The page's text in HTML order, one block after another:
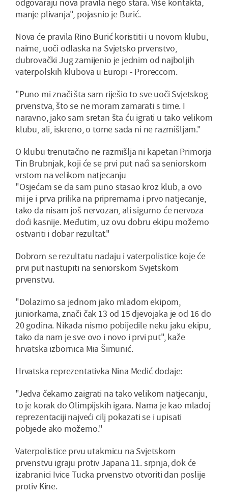
odgovaraju nova pravila nego stara. Više kontakta,
manje plivanja", pojasnio je Burić.
Nova će pravila Rino Burić koristiti i u novom klubu,
naime, uoči odlaska na Svjetsko prvenstvo,
dubrovački Jug zamijenio je jednim od najboljih
vaterpolskih klubova u Europi - Proreccom.
"Puno mi znači šta sam riješio to sve uoči Svjetskog
prvenstva, što se ne moram zamarati s time. I
naravno, jako sam sretan šta ću igrati u tako velikom
klubu, ali, iskreno, o tome sada ni ne razmišljam."
O klubu trenutačno ne razmišlja ni kapetan Primorja
Tin Brubnjak, koji će se prvi put naći sa seniorskom
vrstom na velikom natjecanju
"Osjećam se da sam puno stasao kroz klub, a ovo
mi je i prva prilika na pripremama i prvo natjecanje,
tako da nisam još nervozan, ali sigurno će nervoza
doći kasnije. Međutim, uz ovu dobru ekipu možemo
ostvariti i dobar rezultat."
Dobrom se rezultatu nadaju i vaterpolistice koje će
prvi put nastupiti na seniorskom Svjetskom
prvenstvu.
"Dolazimo sa jednom jako mladom ekipom,
juniorkama, znači čak 13 od 15 djevojaka je od 16 do
20 godina. Nikada nismo pobijedile neku jaku ekipu,
tako da nam je sve ovo i novo i prvi put", kaže
hrvatska izbornica Mia Šimunić.
Hrvatska reprezentativka Nina Medić dodaje:
"Jedva čekamo zaigrati na tako velikom natjecanju,
to je korak do Olimpijskih igara. Nama je kao mladoj
reprezentaciji najveći cilj pokazati se i upisati
pobjede ako možemo."
Vaterpolistice prvu utakmicu na Svjetskom
prvenstvu igraju protiv Japana 11. srpnja, dok će
izabranici Ivice Tucka prvenstvo otvoriti dan poslije
protiv Kine.